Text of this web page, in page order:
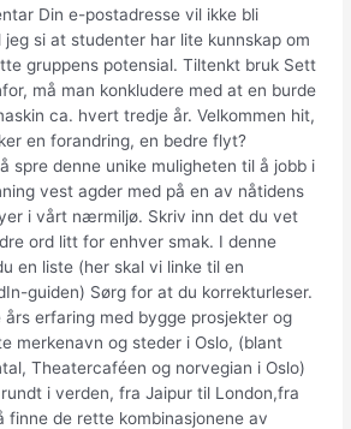
Din e-postadresse vil ikke bli
si at studenter har lite kunnskap om
gruppens potensial. Tiltenkt bruk Sett
må man konkludere med at en burde
ca. hvert tredje år. Velkommen hit,
en forandring, en bedre flyt?
spre denne unike muligheten til å jobb i
vest agder med på en av nåtidens
i vårt nærmiljø. Skriv inn det du vet
ord litt for enhver smak. I denne
en liste (her skal vi linke til en
guiden) Sørg for at du korrekturleser.
erfaring med bygge­ prosjekter og
merkenavn og steder i Oslo, (blant
Theatercaféen og norvegian i Oslo)
i verden, fra Jaipur til London,fra
finne de rette kombi­nasjonene av